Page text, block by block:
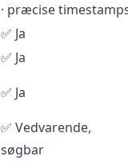
· præcise
✅ Ja
✅ Ja
✅ Ja
✅ Vedvarende,
søgbar